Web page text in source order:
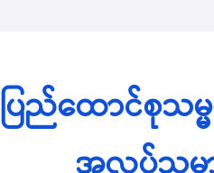
ပြည်ထောင်စုသမ္